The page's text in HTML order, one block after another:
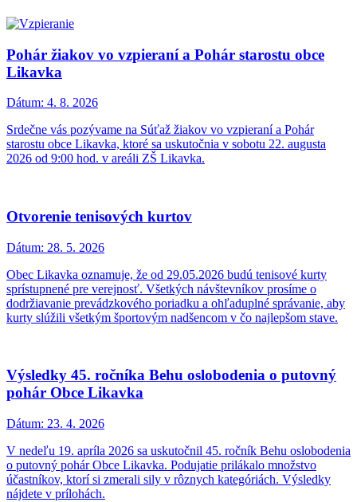
Pohár žiakov vo vzpieraní a Pohár starostu obce
Likavka
Dátum: 4. 8. 2026
Srdečne vás pozývame na Súťaž žiakov vo vzpieraní a Pohár
starostu obce Likavka, ktoré sa uskutočnia v sobotu 22. augusta
2026 od 9:00 hod. v areáli ZŠ Likavka.
Otvorenie tenisových kurtov
Dátum: 28. 5. 2026
Obec Likavka oznamuje, že od 29.05.2026 budú tenisové kurty
sprístupnené pre verejnosť. Všetkých návštevníkov prosíme o
dodržiavanie prevádzkového poriadku a ohľaduplné správanie, aby
kurty slúžili všetkým športovým nadšencom v čo najlepšom stave.
Výsledky 45. ročníka Behu oslobodenia o putovný
pohár Obce Likavka
Dátum: 23. 4. 2026
V nedeľu 19. apríla 2026 sa uskutočnil 45. ročník Behu oslobodenia
o putovný pohár Obce Likavka. Podujatie prilákalo množstvo
účastníkov, ktorí si zmerali sily v rôznych kategóriách. Výsledky
nájdete v prílohách.